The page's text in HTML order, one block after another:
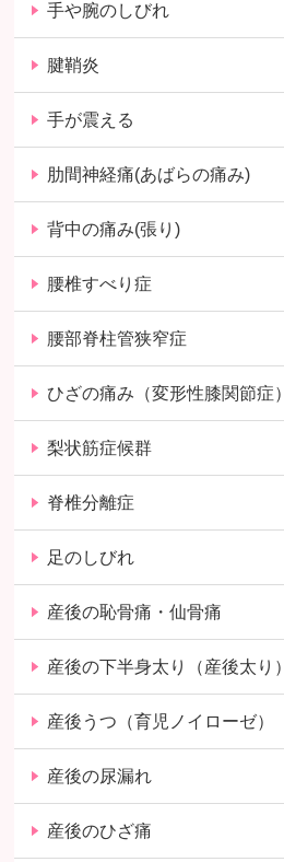
手や腕のしびれ
腱鞘炎
手が震える
肋間神経痛(あばらの痛み)
背中の痛み(張り)
腰椎すべり症
腰部脊柱管狭窄症
ひざの痛み（変形性膝関節症）
梨状筋症候群
脊椎分離症
足のしびれ
産後の恥骨痛・仙骨痛
産後の下半身太り（産後太り）
産後うつ（育児ノイローゼ）
産後の尿漏れ
産後のひざ痛